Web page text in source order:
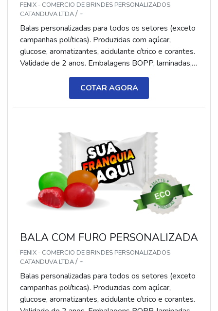
FENIX - COMERCIO DE BRINDES PERSONALIZADOS
CATANDUVA LTDA/ -
Balas personalizadas para todos os setores (exceto
campanhas políticas). Produzidas com açúcar,
glucose, aromatizantes, acidulante cítrico e corantes.
Validade de 2 anos. Embalagens BOPP, laminadas,
metalizadas ou ecológicas, com impressão colorida
ou P&B em alta qualidade, tinta atóxica. Medida: 5 ×
3,5 cm. Sabores variados (frutas, café, menta etc.) e
diferentes tipos (balas, gomas, chicletes, recheadas
COTAR AGORA
BALA COM FURO PERSONALIZADA
FENIX - COMERCIO DE BRINDES PERSONALIZADOS
CATANDUVA LTDA/ -
Balas personalizadas para todos os setores (exceto
campanhas políticas). Produzidas com açúcar,
glucose, aromatizantes, acidulante cítrico e corantes.